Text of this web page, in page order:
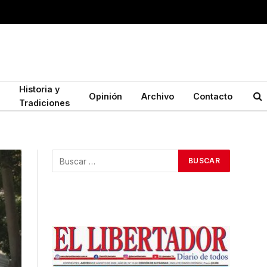
Historia y
Tradiciones
Opinión Archivo Contacto